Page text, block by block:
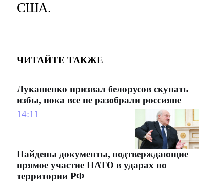
США.
ЧИТАЙТЕ ТАКЖЕ
Лукашенко призвал белорусов скупать
избы, пока все не разобрали россияне
14:11
Найдены документы, подтверждающие
прямое участие НАТО в ударах по
территории РФ